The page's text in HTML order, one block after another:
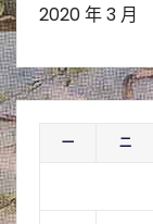
2020 年 3 月
一 二